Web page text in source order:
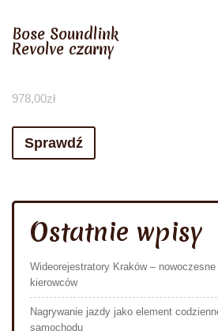
Bose Soundlink
Revolve czarny
978,00zł
Sprawdź
Ostatnie wpisy
Wideorejestratory Kraków –
kierowców
Nagrywanie jazdy jako element
samochodu